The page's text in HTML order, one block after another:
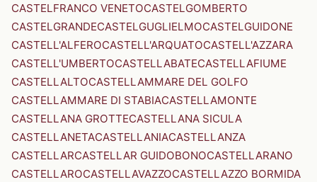
CASTELFRANCO VENETOCASTELGOMBERTO
CASTELGRANDECASTELGUGLIELMOCASTELGUIDONE
CASTELL'ALFEROCASTELL'ARQUATOCASTELL'AZZARA
CASTELL'UMBERTOCASTELLABATECASTELLAFIUME
CASTELLALTOCASTELLAMMARE DEL GOLFO
CASTELLAMMARE DI STABIACASTELLAMONTE
CASTELLANA GROTTECASTELLANA SICULA
CASTELLANETACASTELLANIACASTELLANZA
CASTELLARCASTELLAR GUIDOBONOCASTELLARANO
CASTELLAROCASTELLAVAZZOCASTELLAZZO BORMIDA